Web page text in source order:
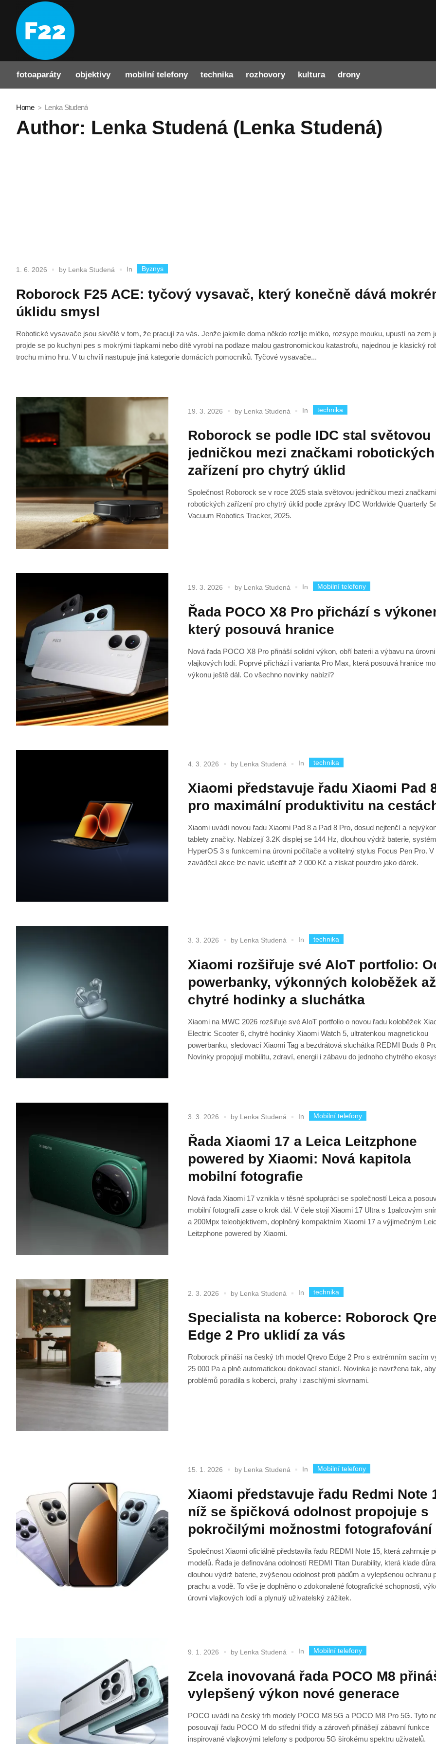
fotoaparáty objektivy mobilní telefony technika rozhovory kultura drony
Home Lenka Studená
Author: Lenka Studená(Lenka Studená)
1. 6. 2026 by Lenka Studená In Byznys
Roborock F25 ACE: tyčový vysavač, který konečně dává
úklidu smysl
Robotické vysavače jsou skvělé v tom, že pracují za vás. Jenže jakmile doma někdo rozlije mléko, rozsype mouku, upustí na zem
projde se po kuchyni pes s mokrými tlapkami nebo dítě vyrobí na podlaze malou gastronomickou katastrofu, najednou je klasický
trochu mimo hru. V tu chvíli nastupuje jiná kategorie domácích pomocníků. Tyčové vysavače...
19. 3. 2026 by Lenka Studená In technika
Roborock se podle IDC stal světovou
jedničkou mezi značkami robotických
zařízení pro chytrý úklid
Společnost Roborock se v roce 2025 stala světovou jedničkou mezi značkami
robotických zařízení pro chytrý úklid podle zprávy IDC Worldwide Quarterly
Vacuum Robotics Tracker, 2025.
19. 3. 2026 by Lenka Studená In Mobilní telefony
Řada POCO X8 Pro přichází s
který posouvá hranice
Nová řada POCO X8 Pro přináší solidní výkon, obří baterii a výbavu na úrovni
vlajkových lodí. Poprvé přichází i varianta Pro Max, která posouvá hranice
výkonu ještě dál. Co všechno novinky nabízí?
4. 3. 2026 by Lenka Studená In technika
Xiaomi představuje řadu Xiaomi Pad
pro maximální produktivitu na
Xiaomi uvádí novou řadu Xiaomi Pad 8 a Pad 8 Pro, dosud nejtenčí a
tablety značky. Nabízejí 3.2K displej se 144 Hz, dlouhou výdrž baterie,
HyperOS 3 s funkcemi na úrovni počítače a volitelný stylus Focus Pen Pro.
zaváděcí akce lze navíc ušetřit až 2 000 Kč a získat pouzdro jako dárek.
3. 3. 2026 by Lenka Studená In technika
Xiaomi rozšiřuje své AIoT portfolio:
powerbanky, výkonných koloběžek
chytré hodinky a sluchátka
Xiaomi na MWC 2026 rozšiřuje své AIoT portfolio o novou řadu koloběžek
Electric Scooter 6, chytré hodinky Xiaomi Watch 5, ultratenkou magnetickou
powerbanku, sledovací Xiaomi Tag a bezdrátová sluchátka REDMI Buds 8
Novinky propojují mobilitu, zdraví, energii i zábavu do jednoho chytrého
3. 3. 2026 by Lenka Studená In Mobilní telefony
Řada Xiaomi 17 a Leica Leitzphone
powered by Xiaomi: Nová kapitola
mobilní fotografie
Nová řada Xiaomi 17 vznikla v těsné spolupráci se společností Leica a
mobilní fotografii zase o krok dál. V čele stojí Xiaomi 17 Ultra s 1palcovým
a 200Mpx teleobjektivem, doplněný kompaktním Xiaomi 17 a výjimečným
Leitzphone powered by Xiaomi.
2. 3. 2026 by Lenka Studená In technika
Specialista na koberce: Roborock
Edge 2 Pro uklidí za vás
Roborock přináší na český trh model Qrevo Edge 2 Pro s extrémním sacím
25 000 Pa a plně automatickou dokovací stanicí. Novinka je navržena tak,
problémů poradila s koberci, prahy i zaschlými skvrnami.
15. 1. 2026 by Lenka Studená In Mobilní telefony
Xiaomi představuje řadu Redmi Note
níž se špičková odolnost propojuje s
pokročilými možnostmi fotografování
Společnost Xiaomi oficiálně představila řadu REDMI Note 15, která zahrnuje
modelů. Řada je definována odolností REDMI Titan Durability, která klade
dlouhou výdrž baterie, zvýšenou odolnost proti pádům a vylepšenou ochranu
prachu a vodě. To vše je doplněno o zdokonalené fotografické schopnosti,
úrovni vlajkových lodí a plynulý uživatelský zážitek.
9. 1. 2026 by Lenka Studená In Mobilní telefony
Zcela inovovaná řada POCO M8
vylepšený výkon nové generace
POCO uvádí na český trh modely POCO M8 5G a POCO M8 Pro 5G. Tyto
posouvají řadu POCO M do střední třídy a zároveň přinášejí zábavní funkce
inspirované vlajkovými telefony s podporou 5G širokému spektru uživatelů.